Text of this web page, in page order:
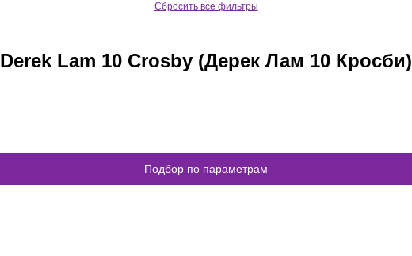
Сбросить все фильтры
Derek Lam 10 Crosby (Дерек Лам 10 Кросби)
Подбор по параметрам